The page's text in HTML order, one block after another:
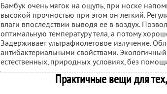
Бамбук очень мягок на ощупь, при носке
высокой прочностью при этом он легкий.
влаги впоследствии выводя ее в воздух.
оптимальную температуру тела, а потому
Задерживает ультрафиолетовое излучение.
антибактериальными свойствами.
естественных, природных условиях, без
Практичные вещи для